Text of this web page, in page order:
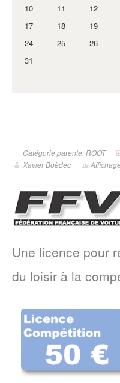
10
11 12
17
18 19
24
25 26
31
Catégorie parente: ROOT
Xavier Boëdec
Une licence pour
du loisir à la